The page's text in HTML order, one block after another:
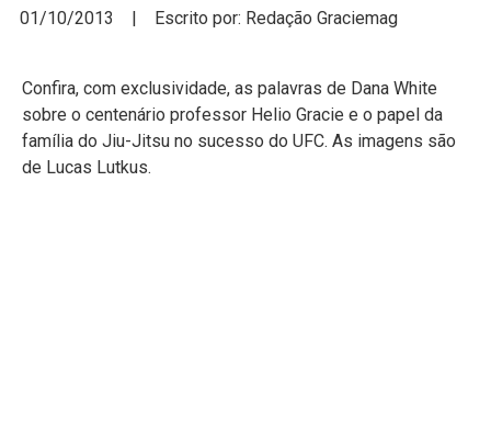
01/10/2013 | Escrito por: Redação Graciemag
Confira, com exclusividade, as palavras de Dana White
sobre o centenário professor Helio Gracie e o papel da
família do Jiu-Jitsu no sucesso do UFC. As imagens são
de Lucas Lutkus.